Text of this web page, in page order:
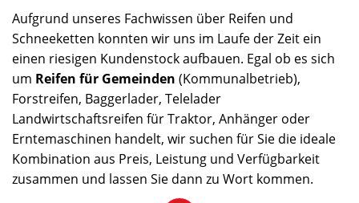
Aufgrund unseres Fachwissen über Reifen und
Schneeketten konnten wir uns im Laufe der Zeit ein
einen riesigen Kundenstock aufbauen. Egal ob es sich
um Reifen für Gemeinden (Kommunalbetrieb),
Forstreifen, Baggerlader, Telelader
Landwirtschaftsreifen für Traktor, Anhänger oder
Erntemaschinen handelt, wir suchen für Sie die ideale
Kombination aus Preis, Leistung und Verfügbarkeit
zusammen und lassen Sie dann zu Wort kommen.